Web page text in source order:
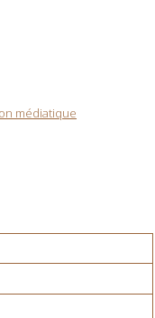
médiatique